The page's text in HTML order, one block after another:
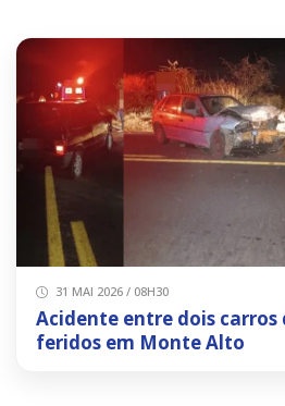
31 MAI 2026 / 08H30
Acidente entre dois
feridos em Monte Alto